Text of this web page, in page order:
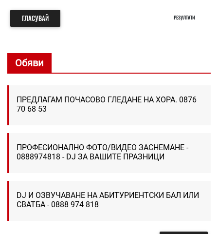
ГЛАСУВАЙ РЕЗУЛТАТИ
Обяви
ПРЕДЛАГАМ ПОЧАСОВО ГЛЕДАНЕ НА ХОРА. 0876
70 68 53
ПРОФЕСИОНАЛНО ФОТО/ВИДЕО ЗАСНЕМАНЕ -
0888974818 - DJ ЗА ВАШИТЕ ПРАЗНИЦИ
DJ И ОЗВУЧАВАНЕ НА АБИТУРИЕНТСКИ БАЛ ИЛИ
СВАТБА - 0888 974 818